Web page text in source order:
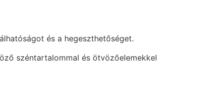
és a hegeszthetőséget.
széntartalommal és ötvözőelemekkel